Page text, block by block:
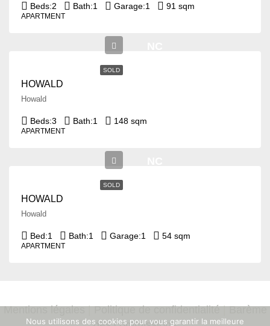
Beds:2 Bath:1 Garage:1 91 sqm
APARTMENT
SOLD
HOWALD
Howald
Beds:3 Bath:1 148 sqm
APARTMENT
SOLD
HOWALD
Howald
Bed:1 Bath:1 Garage:1 54 sqm
APARTMENT
Mentions légales|Politique de confidentialité|Barème
Nous utilisons des cookies pour vous garantir la meilleure